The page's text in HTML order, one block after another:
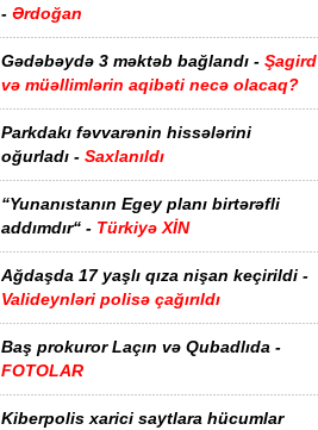
- Ərdoğan
Gədəbəydə 3 məktəb bağlandı - Şagird
və müəllimlərin aqibəti necə olacaq?
Parkdakı fəvvarənin hissələrini
oğurladı - Saxlanıldı
“Yunanıstanın Egey planı birtərəfli
addımdır“ - Türkiyə XİN
Ağdaşda 17 yaşlı qıza nişan keçirildi -
Valideynləri polisə çağırıldı
Baş prokuror Laçın və Qubadlıda -
FOTOLAR
Kiberpolis xarici saytlara hücumlar